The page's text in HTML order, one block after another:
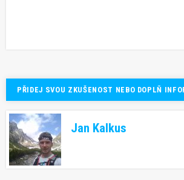
PŘIDEJ SVOU ZKUŠENOST NEBO DOPLŇ
Jan Kalkus